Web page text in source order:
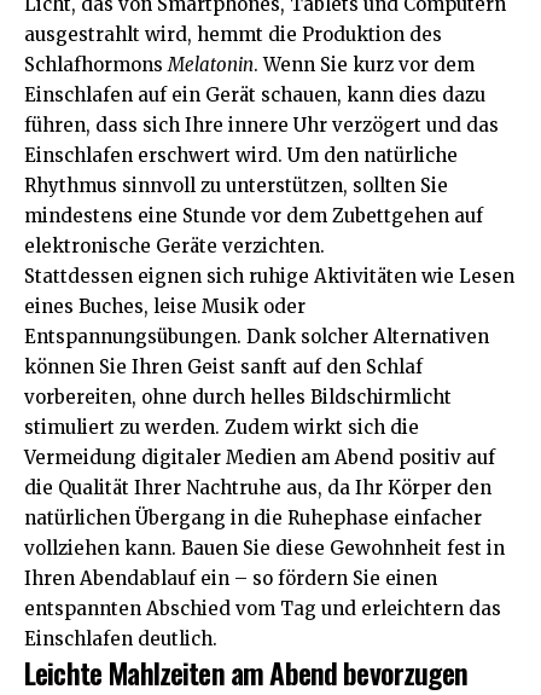
ausgestrahlt wird, hemmt die Produktion des
Schlafhormons Melatonin. Wenn Sie kurz vor dem
Einschlafen auf ein Gerät schauen, kann dies dazu
führen, dass sich Ihre innere Uhr verzögert und das
Einschlafen erschwert wird. Um den natürliche
Rhythmus sinnvoll zu unterstützen, sollten Sie
mindestens eine Stunde vor dem Zubettgehen auf
elektronische Geräte verzichten.
Stattdessen eignen sich ruhige Aktivitäten wie Lesen
eines Buches, leise Musik oder
Entspannungsübungen. Dank solcher Alternativen
können Sie Ihren Geist sanft auf den Schlaf
vorbereiten, ohne durch helles Bildschirmlicht
stimuliert zu werden. Zudem wirkt sich die
Vermeidung digitaler Medien am Abend positiv auf
die Qualität Ihrer Nachtruhe aus, da Ihr Körper den
natürlichen Übergang in die Ruhephase einfacher
vollziehen kann. Bauen Sie diese Gewohnheit fest in
Ihren Abendablauf ein – so fördern Sie einen
entspannten Abschied vom Tag und erleichtern das
Einschlafen deutlich.
Leichte Mahlzeiten am Abend bevorzugen